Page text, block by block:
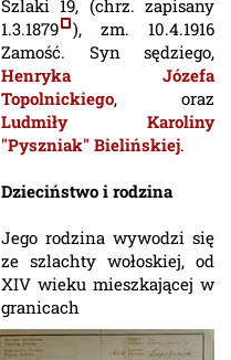
Szlaki 19, (chrz. zapisany
1.3.1879
), zm. 10.4.1916
Zamość. Syn sędziego,
Henryka Józefa
Topolnickiego, oraz
Ludmiły Karoliny
"Pyszniak" Bielińskiej.
Dzieciństwo i rodzina
Jego rodzina wywodzi się
ze szlachty wołoskiej, od
XIV wieku mieszkającej w
granicach